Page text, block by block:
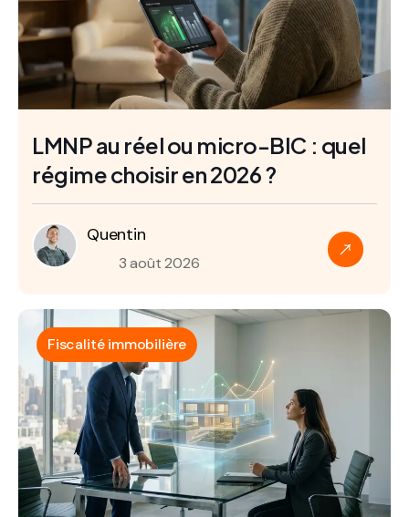
LMNP au réel ou micro-BIC : quel
régime choisir en 2026 ?
Quentin
3 août 2026
Fiscalité immobilière